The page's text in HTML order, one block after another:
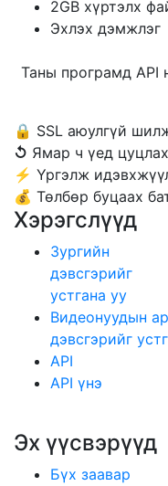
2GB хүртэлх
Эхлэх дэмжлэг
Таны програмд API
🔒 SSL аюулгүй
↺ Ямар ч үед цуцлах
⚡ Үргэлж
💰 Төлбөр буцаах
Хэрэгслүүд
Зургийн
дэвсгэрийг
устгана уу
Видеонуудын
дэвсгэрийг
API
API үнэ
Эх үүсвэрүүд
Бүх заавар